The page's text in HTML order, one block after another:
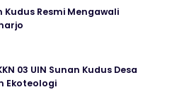
Kudus Resmi Mengawali
03 UIN Sunan Kudus Desa
Ekoteologi